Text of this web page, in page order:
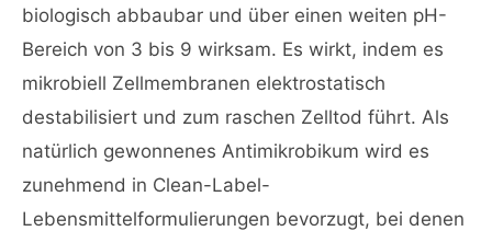
biologisch abbaubar und über einen weiten pH-
Bereich von 3 bis 9 wirksam. Es wirkt, indem es
mikrobiell Zellmembranen elektrostatisch
destabilisiert und zum raschen Zelltod führt. Als
natürlich gewonnenes Antimikrobikum wird es
zunehmend in Clean-Label-
Lebensmittelformulierungen bevorzugt, bei denen